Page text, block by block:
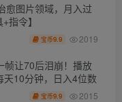
愈图片领域，月入过
指令】
宝币9.9 2019
帧让70后泪崩！播放
10分钟，日入4位数
宝币9.9 2015